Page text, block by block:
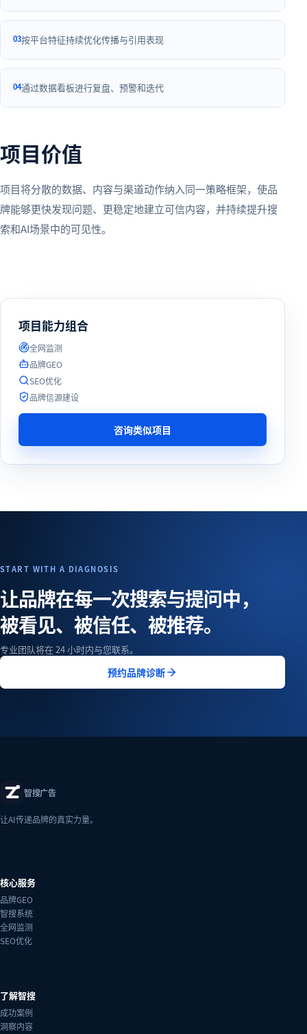
03按平台特征持续优化传播与引用表现
04通过数据看板进行复盘、预警和迭代
项目价值
项目将分散的数据、内容与渠道动作纳入同一策略框架，使品
牌能够更快发现问题、更稳定地建立可信内容，并持续提升搜
索和AI场景中的可见性。
项目能力组合
全网监测
品牌GEO
SEO优化
品牌信源建设
咨询类似项目
START WITH A DIAGNOSIS
让品牌在每一次搜索与提问中，
被看见、被信任、被推荐。
专业团队将在 24 小时内与您联系。
预约品牌诊断
智搜广告
让AI传递品牌的真实力量。
核心服务
品牌GEO
智搜系统
全网监测
SEO优化
了解智搜
成功案例
洞察内容